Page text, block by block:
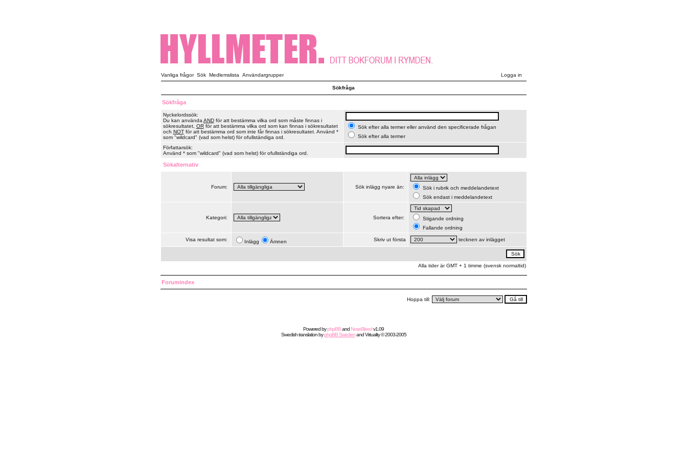
Vanliga frågor Sök Medlemslista Användargrupper Logga in
Sökfråga
Sökfråga
Nyckelordssök:
Du kan använda ANDför att bestämma vilka ord som måste finnas i
sökresultatet, ORför att bestämma vilka ord som kan finnas i sökresultatet
och NOTför att bestämma ord som inte får finnas i sökresultatet. Använd *
som "wildcard" (vad som helst) för ofullständiga ord.
Sök efter alla termer eller använd den specificerade frågan
Sök efter alla termer
Författarsök:
Använd * som "wildcard" (vad som helst) för ofullständiga ord.
Sökalternativ
Forum: Sök inlägg nyare än:
Sök i rubrik och meddelandetext
Sök endast i meddelandetext
Kategori: Sortera efter:
Stigande ordning
Fallande ordning
Visa resultat som: Inlägg Ämnen Skriv ut första tecknen av inlägget
Alla tider är GMT + 1 timme (svensk normaltid)
Forumindex
Hoppa till:
Powered byphpBBand NoseBleedv1.09
Swedishtranslation byphpBB SwedenandVirtuality© 2003-2005